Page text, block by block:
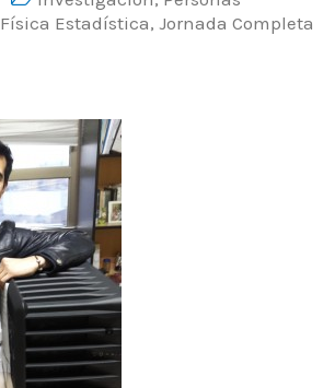
Física Estadística, Jornada Completa